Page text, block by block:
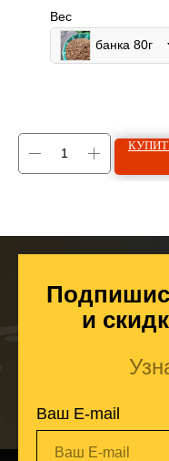
Вес
банка 80г
и
Ваш E-mail
Ваш E-mail